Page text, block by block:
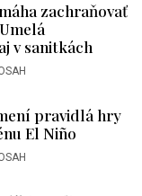
zachraňovať
v sanitkách
pravidlá hry
El Niño